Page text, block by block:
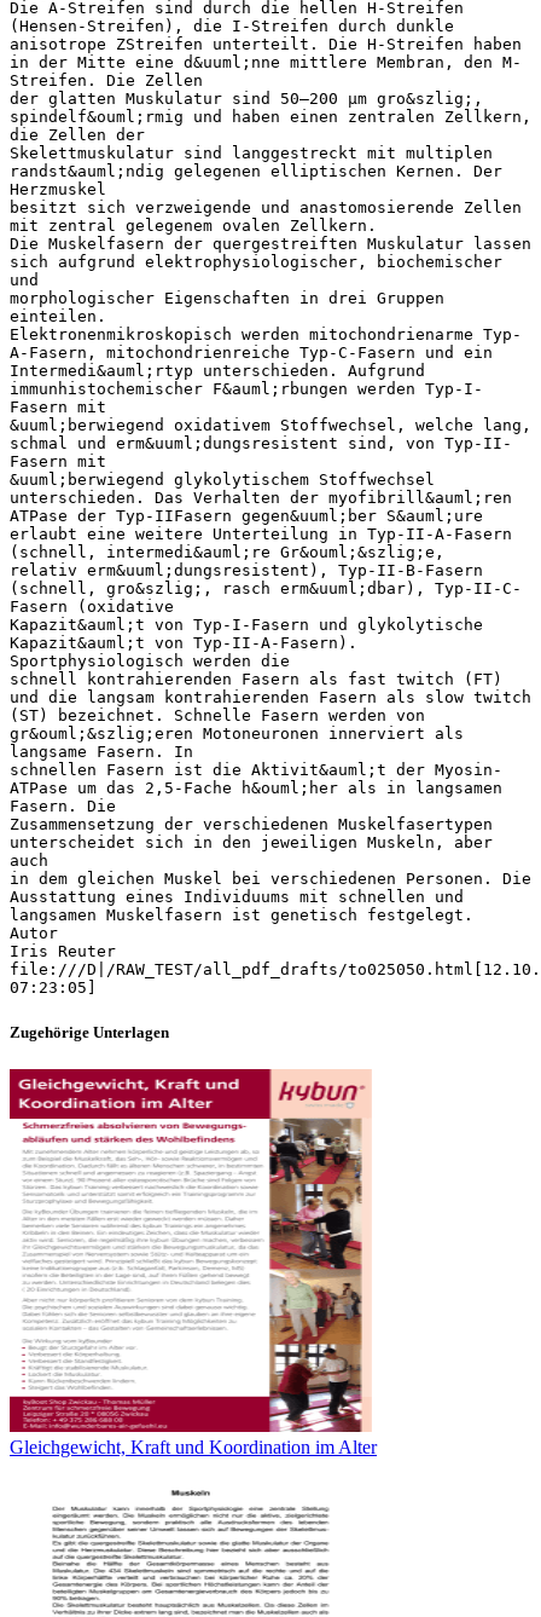
Die A-Streifen sind durch die hellen H-Streifen
(Hensen-Streifen), die I-Streifen durch dunkle
anisotrope ZStreifen unterteilt. Die H-Streifen haben
in der Mitte eine d&uuml;nne mittlere Membran, den M-
Streifen. Die Zellen
der glatten Muskulatur sind 50–200 μm gro&szlig;,
spindelf&ouml;rmig und haben einen zentralen Zellkern,
die Zellen der
Skelettmuskulatur sind langgestreckt mit multiplen
randst&auml;ndig gelegenen elliptischen Kernen. Der
Herzmuskel
besitzt sich verzweigende und anastomosierende Zellen
mit zentral gelegenem ovalen Zellkern.
Die Muskelfasern der quergestreiften Muskulatur lassen
sich aufgrund elektrophysiologischer, biochemischer
und
morphologischer Eigenschaften in drei Gruppen
einteilen.
Elektronenmikroskopisch werden mitochondrienarme Typ-
A-Fasern, mitochondrienreiche Typ-C-Fasern und ein
Intermedi&auml;rtyp unterschieden. Aufgrund
immunhistochemischer F&auml;rbungen werden Typ-I-
Fasern mit
&uuml;berwiegend oxidativem Stoffwechsel, welche lang,
schmal und erm&uuml;dungsresistent sind, von Typ-II-
Fasern mit
&uuml;berwiegend glykolytischem Stoffwechsel
unterschieden. Das Verhalten der myofibrill&auml;ren
ATPase der Typ-IIFasern gegen&uuml;ber S&auml;ure
erlaubt eine weitere Unterteilung in Typ-II-A-Fasern
(schnell, intermedi&auml;re Gr&ouml;&szlig;e,
relativ erm&uuml;dungsresistent), Typ-II-B-Fasern
(schnell, gro&szlig;, rasch erm&uuml;dbar), Typ-II-C-
Fasern (oxidative
Kapazit&auml;t von Typ-I-Fasern und glykolytische
Kapazit&auml;t von Typ-II-A-Fasern).
Sportphysiologisch werden die
schnell kontrahierenden Fasern als fast twitch (FT)
und die langsam kontrahierenden Fasern als slow twitch
(ST) bezeichnet. Schnelle Fasern werden von
gr&ouml;&szlig;eren Motoneuronen innerviert als
langsame Fasern. In
schnellen Fasern ist die Aktivit&auml;t der Myosin-
ATPase um das 2,5-Fache h&ouml;her als in langsamen
Fasern. Die
Zusammensetzung der verschiedenen Muskelfasertypen
unterscheidet sich in den jeweiligen Muskeln, aber
auch
in dem gleichen Muskel bei verschiedenen Personen. Die
Ausstattung eines Individuums mit schnellen und
langsamen Muskelfasern ist genetisch festgelegt.
Autor
Iris Reuter
file:///D|/RAW_TEST/all_pdf_drafts/
Zugehörige Unterlagen
Gleichgewicht, Kraft und Koordination im Alter